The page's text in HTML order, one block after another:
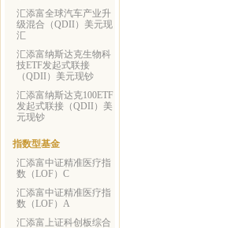
汇添富全球汽车产业升
级混合（QDII）美元现
汇
汇添富纳斯达克生物科
技ETF发起式联接
（QDII）美元现钞
汇添富纳斯达克100ETF
发起式联接（QDII）美
元现钞
指数型基金
汇添富中证精准医疗指
数（LOF）C
汇添富中证精准医疗指
数（LOF）A
汇添富上证科创板综合